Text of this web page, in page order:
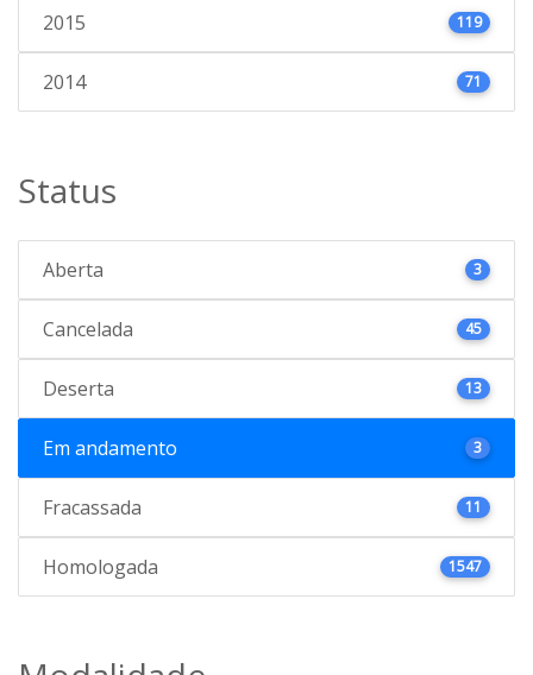
2015 119
2014 71
Status
Aberta 3
Cancelada 45
Deserta 13
Em andamento 3
Fracassada 11
Homologada 1547